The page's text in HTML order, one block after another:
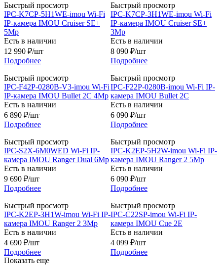
Быстрый просмотр
IPC-K7CP-5H1WE-imou Wi-Fi
IP-камера IMOU Cruiser SE+
5Mp
Есть в наличии
12 990 ₽/шт
Подробнее
Быстрый просмотр
IPC-K7CP-3H1WE-imou Wi-Fi
IP-камера IMOU Cruiser SE+
3Mp
Есть в наличии
8 090 ₽/шт
Подробнее
Быстрый просмотр
IPC-F42P-0280B-V3-imou Wi-Fi
IP-камера IMOU Bullet 2C 4Mp
Есть в наличии
6 890 ₽/шт
Подробнее
Быстрый просмотр
IPC-F22P-0280B-imou Wi-Fi IP-
камера IMOU Bullet 2C
Есть в наличии
6 090 ₽/шт
Подробнее
Быстрый просмотр
IPC-S2X-6M0WED Wi-Fi IP-
камера IMOU Ranger Dual 6Mp
Есть в наличии
9 690 ₽/шт
Подробнее
Быстрый просмотр
IPC-K2EP-5H2W-imou Wi-Fi IP-
камера IMOU Ranger 2 5Mp
Есть в наличии
6 090 ₽/шт
Подробнее
Быстрый просмотр
IPC-K2EP-3H1W-imou Wi-Fi IP-
камера IMOU Ranger 2 3Mp
Есть в наличии
4 690 ₽/шт
Подробнее
Быстрый просмотр
IPC-C22SP-imou Wi-Fi IP-
камера IMOU Cue 2E
Есть в наличии
4 099 ₽/шт
Подробнее
Показать еще